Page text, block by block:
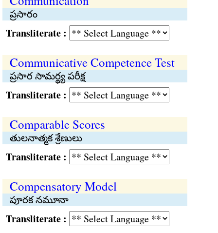
ప్రసారం
:
Communicative Competence Test
ప్రసార సామర్థ్య పరీక్ష
:
Comparable Scores
తులనాత్మక శ్రేణులు
:
Compensatory Model
పూరక నమూనా
: